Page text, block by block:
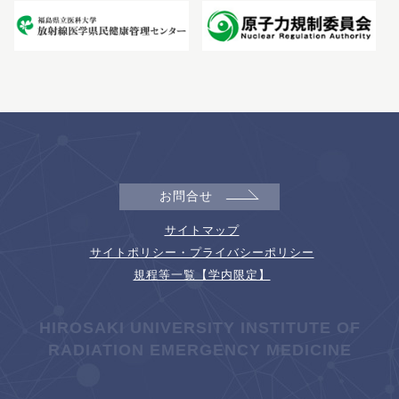
お問合せ
サイトマップ
サイトポリシー・プライバシーポリシー
規程等一覧【学内限定】
HIROSAKI UNIVERSITY INSTITUTE OF
RADIATION EMERGENCY MEDICINE